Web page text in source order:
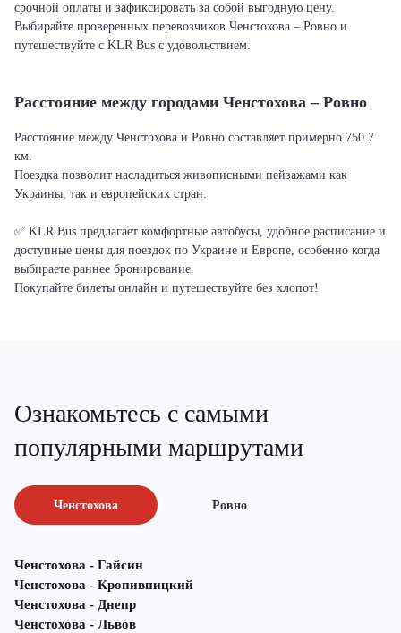
срочной оплаты и зафиксировать за собой выгодную цену.
Выбирайте проверенных перевозчиков Ченстохова – Ровно и
путешествуйте с KLR Bus с удовольствием.
Расстояние между городами Ченстохова – Ровно
Расстояние между Ченстохова и Ровно составляет примерно 750.7
км.
Поездка позволит насладиться живописными пейзажами как
Украины, так и европейских стран.
✅ KLR Bus предлагает комфортные автобусы, удобное расписание и
доступные цены для поездок по Украине и Европе, особенно когда
выбираете раннее бронирование.
Покупайте билеты онлайн и путешествуйте без хлопот!
Ознакомьтесь с самыми
популярными маршрутами
Ченстохова Ровно
Ченстохова - Гайсин
Ченстохова - Кропивницкий
Ченстохова - Днепр
Ченстохова - Львов